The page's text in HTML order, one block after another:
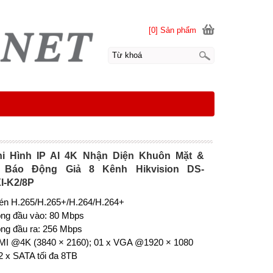
Hình IP AI 4K Nhận Diện Khuôn Mặt &
Báo Động Giả 8 Kênh Hikvision DS-
K2/8P
H.265/H.265+/H.264/H.264+
đầu vào: 80 Mbps
đầu ra: 256 Mbps
@4K (3840 × 2160); 01 x VGA @1920 × 1080
x SATA tối đa 8TB
[0] Sản phẩm